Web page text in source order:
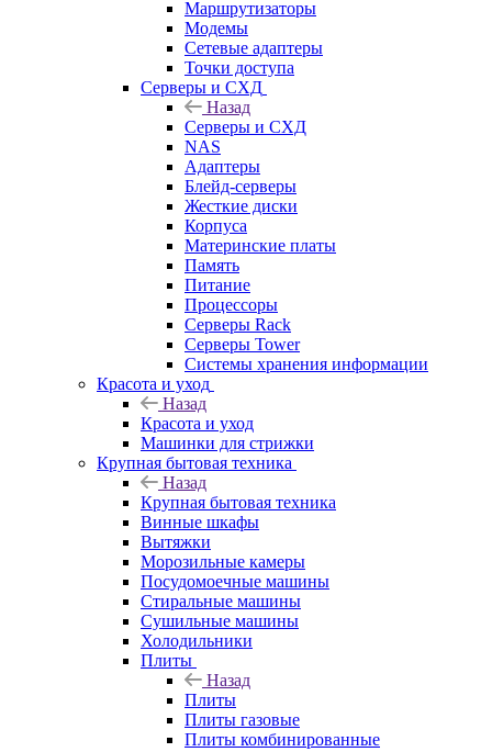
Маршрутизаторы
Модемы
Сетевые адаптеры
Точки доступа
Серверы и СХД
Назад
Серверы и СХД
NAS
Адаптеры
Блейд-серверы
Жесткие диски
Корпуса
Материнские платы
Память
Питание
Процессоры
Серверы Rack
Серверы Tower
Системы хранения информации
Красота и уход
Назад
Красота и уход
Машинки для стрижки
Крупная бытовая техника
Назад
Крупная бытовая техника
Винные шкафы
Вытяжки
Морозильные камеры
Посудомоечные машины
Стиральные машины
Сушильные машины
Холодильники
Плиты
Назад
Плиты
Плиты газовые
Плиты комбинированные